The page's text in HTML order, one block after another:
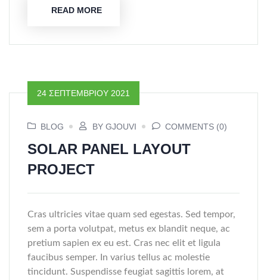
READ MORE
24 ΣΕΠΤΕΜΒΡΊΟΥ 2021
BLOG BY GJOUVI COMMENTS (0)
SOLAR PANEL LAYOUT
PROJECT
Cras ultricies vitae quam sed egestas. Sed tempor,
sem a porta volutpat, metus ex blandit neque, ac
pretium sapien ex eu est. Cras nec elit et ligula
faucibus semper. In varius tellus ac molestie
tincidunt. Suspendisse feugiat sagittis lorem, at